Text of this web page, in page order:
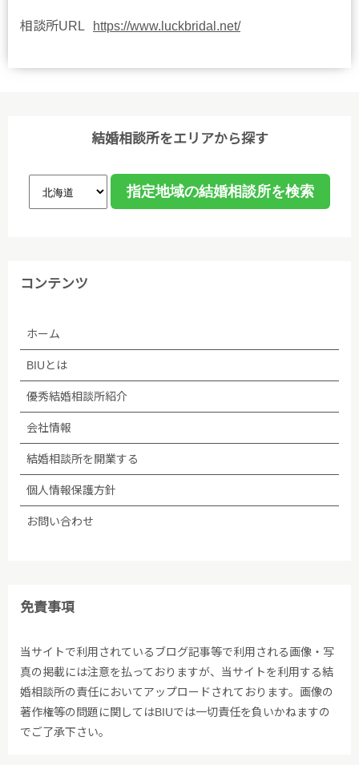
相談所URL https://www.luckbridal.net/
結婚相談所をエリアから探す
コンテンツ
ホーム
BIUとは
優秀結婚相談所紹介
会社情報
結婚相談所を開業する
個人情報保護方針
お問い合わせ
免責事項
当サイトで利用されているブログ記事等で利用される画像・写
真の掲載には注意を払っておりますが、当サイトを利用する結
婚相談所の責任においてアップロードされております。画像の
著作権等の問題に関してはBIUでは一切責任を負いかねますの
でご了承下さい。